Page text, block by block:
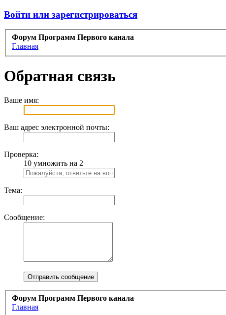
Войти или зарегистрироваться
Форум Программ Первого канала
Главная
Обратная связь
Ваше имя:
Ваш адрес электронной почты:
Проверка:
10 умножить на 2
Тема:
Сообщение:
Форум Программ Первого канала
Главная